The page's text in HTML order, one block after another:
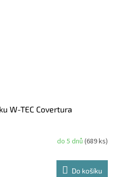
W-TEC Covertura
do 5 dnů (689 ks)
Do košíku